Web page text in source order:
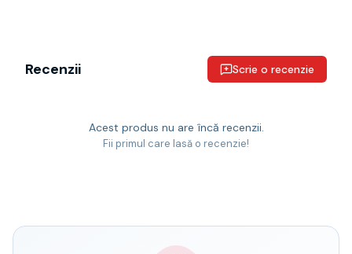
Recenzii Scrie o recenzie
Acest produs nu are încă recenzii.
Fii primul care lasă o recenzie!